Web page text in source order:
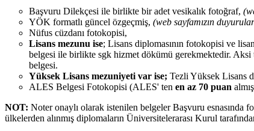
Başvuru Dilekçesi ile birlikte bir adet vesikalık fotoğraf,
YÖK formatlı güncel özgeçmiş, (web sayfamızın
Nüfus cüzdanı fotokopisi,
Lisans mezunu ise; Lisans diplomasının fotokopisi ve
belgesi ile birlikte sgk hizmet dökümü gerekmektedir.
belgesi.
Yüksek Lisans mezuniyeti var ise; Tezli Yüksek Lisans
ALES Belgesi Fotokopisi (ALES' ten en az 70 puan
NOT: Noter onaylı olarak istenilen belgeler Başvuru esnasında
ülkelerden alınmış diplomaların Üniversitelerarası Kurul